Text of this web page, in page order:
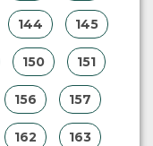
144 145
150 151
156 157
162 163